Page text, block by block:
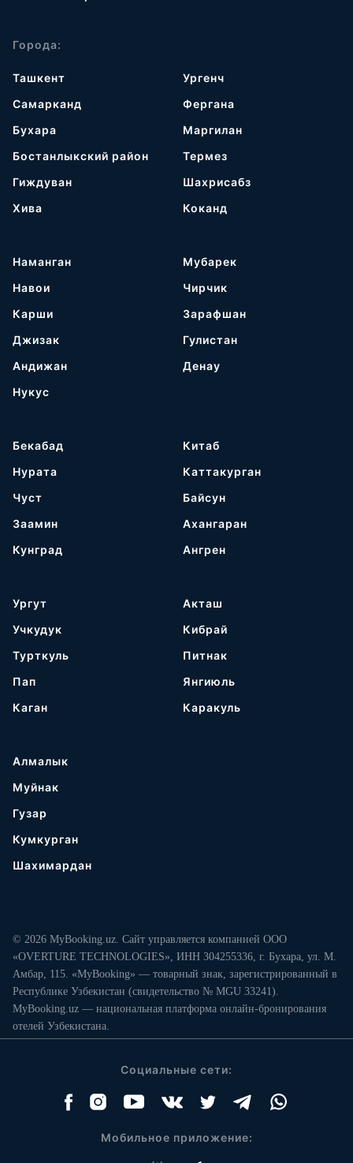
Города:
Ташкент
Самарканд
Бухара
Бостанлыкский район
Гиждуван
Хива
Ургенч
Фергана
Маргилан
Термез
Шахрисабз
Коканд
Наманган
Навои
Карши
Джизак
Андижан
Нукус
Мубарек
Чирчик
Зарафшан
Гулистан
Денау
Бекабад
Нурата
Чуст
Заамин
Кунград
Китаб
Каттакурган
Байсун
Ахангаран
Ангрен
Ургут
Учкудук
Турткуль
Пап
Каган
Акташ
Кибрай
Питнак
Янгиюль
Каракуль
Алмалык
Муйнак
Гузар
Кумкурган
Шахимардан
© 2026 MyBooking.uz. Сайт управляется компанией ООО
«OVERTURE TECHNOLOGIES», ИНН 304255336, г. Бухара, ул. М.
Амбар, 115. «MyBooking» — товарный знак, зарегистрированный в
Республике Узбекистан (свидетельство № MGU 33241).
MyBooking.uz — национальная платформа онлайн-бронирования
отелей Узбекистана.
Социальные сети:
Мобильное приложение: